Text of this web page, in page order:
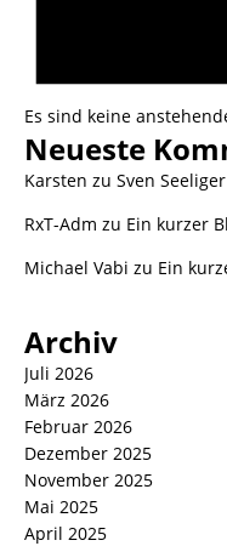
Es sind keine
Neueste
Karsten zu Sven
RxT-Adm zu Ein kurzer
Michael Vabi zu Ein
Archiv
Juli 2026
März 2026
Februar 2026
Dezember 2025
November 2025
Mai 2025
April 2025